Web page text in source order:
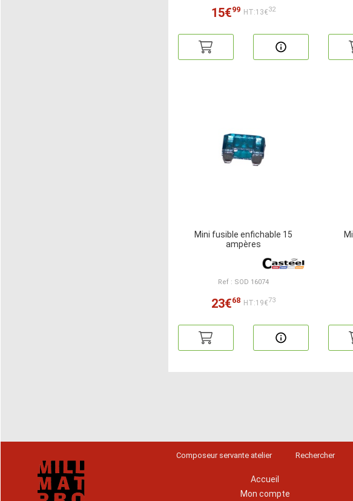
15€99 HT:13€32
Mini fusible enfichable 15
ampères
Ref : SOD 16074
23€68 HT:19€73
Composeur servante atelier Rechercher
Accueil
Mon compte